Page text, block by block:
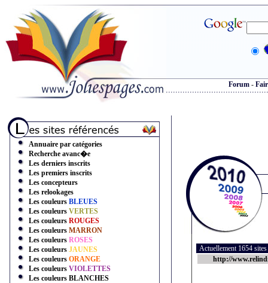
Forum -
Annuaire par catégories
Recherche avanc�e
Les derniers inscrits
Les premiers inscrits
Les concepteurs
Les relookages
Les couleurs BLEUES
Les couleurs VERTES
Les couleurs ROUGES
Les couleurs MARRON
Les couleurs ROSES
Les couleurs JAUNES
Les couleurs ORANGE
Les couleurs VIOLETTES
Les couleurs BLANCHES
Actuellement 1654
http://